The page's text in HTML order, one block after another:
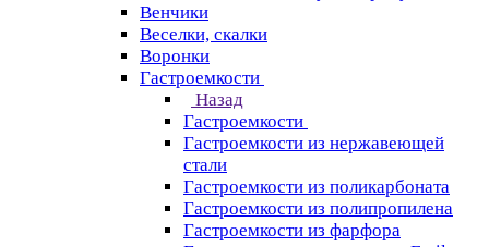
Венчики
Веселки, скалки
Воронки
Гастроемкости
Назад
Гастроемкости
Гастроемкости из нержавеющей
стали
Гастроемкости из поликарбоната
Гастроемкости из полипропилена
Гастроемкости из фарфора